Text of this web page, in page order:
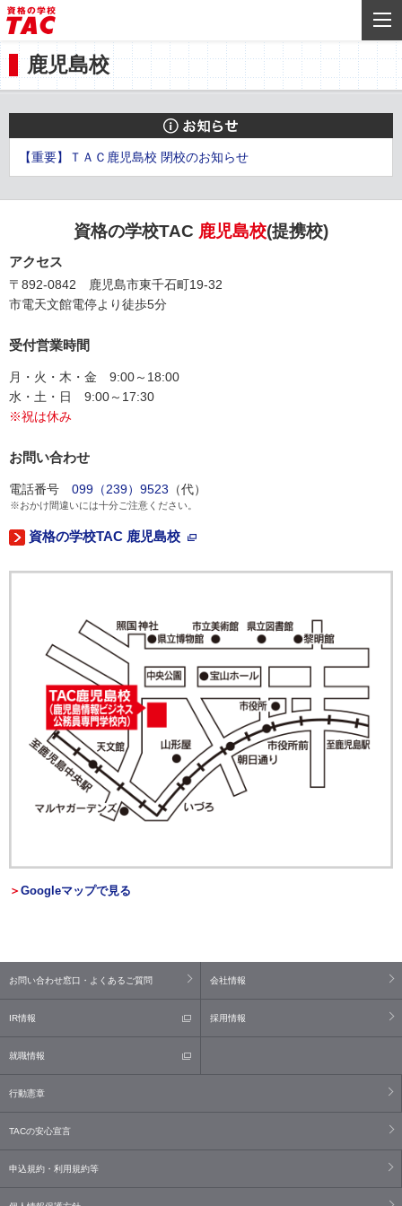
鹿児島校
【重要】ＴＡＣ鹿児島校 閉校のお知らせ
資格の学校TAC 鹿児島校(提携校)
アクセス
〒892-0842 鹿児島市東千石町19-32
市電天文館電停より徒歩5分
受付営業時間
月・火・木・金 9:00～18:00
水・土・日 9:00～17:30
※祝は休み
お問い合わせ
電話番号 099（239）9523 （代）
※おかけ間違いには十分ご注意ください。
資格の学校TAC 鹿児島校
＞ Googleマップで見る
お問い合わせ窓口・よくあるご質問 会社情報
IR情報 採用情報
就職情報
行動憲章
TACの安心宣言
申込規約・利用規約等